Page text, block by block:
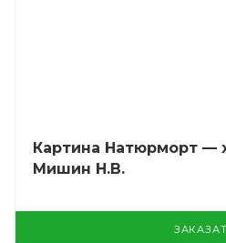
Картина Натюрморт —
Мишин Н.В.